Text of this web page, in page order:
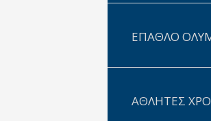
ΕΠΑΘΛΟ
ΑΘΛΗΤΕΣ